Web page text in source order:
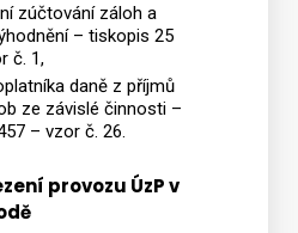
zúčtování záloh a
– tiskopis 25
č. 1,
daně z příjmů
ze závislé činnosti –
– vzor č. 26.
provozu ÚzP v